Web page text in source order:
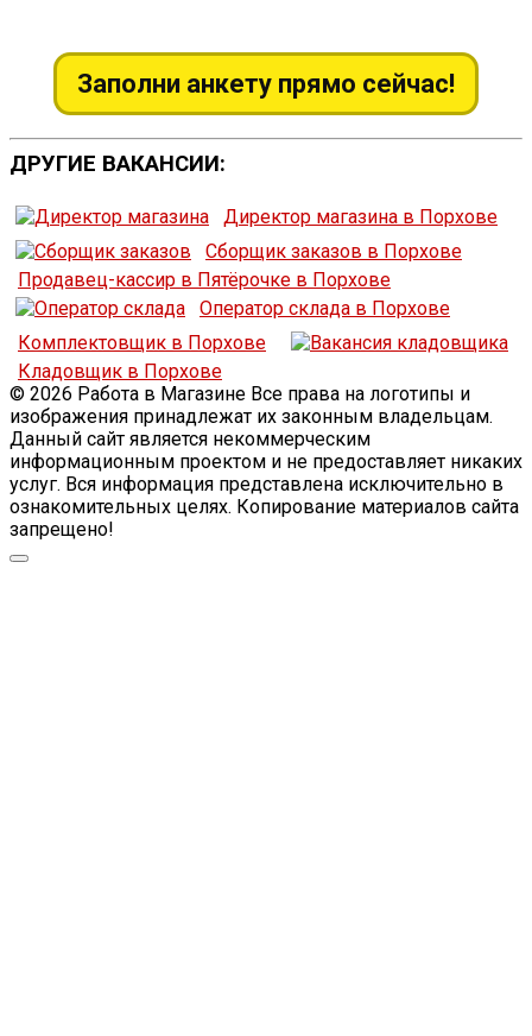
Заполни анкету прямо сейчас!
ДРУГИЕ ВАКАНСИИ:
Директор магазина в Порхове
Сборщик заказов в Порхове
Продавец-кассир в Пятёрочке в Порхове
Оператор склада в Порхове
Комплектовщик в Порхове
Кладовщик в Порхове
© 2026 Работа в Магазине Все права на логотипы и
изображения принадлежат их законным владельцам.
Данный сайт является некоммерческим
информационным проектом и не предоставляет никаких
услуг. Вся информация представлена исключительно в
ознакомительных целях. Копирование материалов сайта
запрещено!